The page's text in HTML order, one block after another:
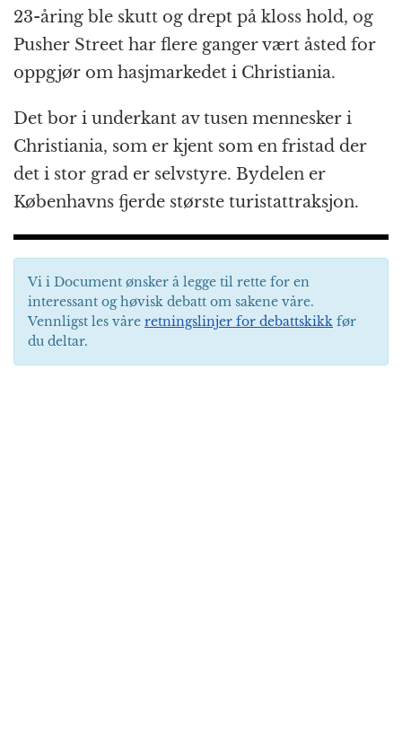
23-åring ble skutt og drept på kloss hold, og
Pusher Street har flere ganger vært åsted for
oppgjør om hasjmarkedet i Christiania.
Det bor i underkant av tusen mennesker i
Christiania, som er kjent som en fristad der
det i stor grad er selvstyre. Bydelen er
Københavns fjerde største turistattraksjon.
Vi i Document ønsker å legge til rette for en
interessant og høvisk debatt om sakene våre.
Vennligst les våre retningslinjer for debattskikk før
du deltar.